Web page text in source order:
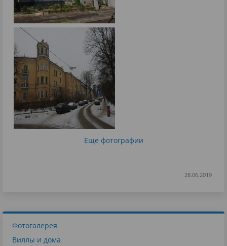
Еще фотографии
28.06.2019
Фотогалерея
Виллы и дома